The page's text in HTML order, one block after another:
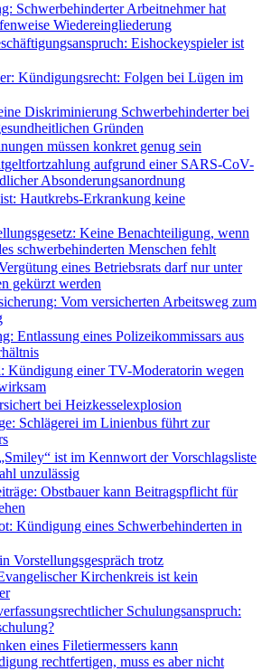
Schwerbehinderter Arbeitnehmer hat
Wiedereingliederung
Eishockeyspieler ist
Kündigungsrecht: Folgen bei Lügen im
Diskriminierung Schwerbehinderter bei
Gründen
müssen konkret genug sein
aufgrund einer SARS-CoV-
Absonderungsanordnung
Hautkrebs-Erkrankung keine
Keine Benachteiligung, wenn
schwerbehinderten Menschen fehlt
eines Betriebsrats darf nur unter
gekürzt werden
Vom versicherten Arbeitsweg zum
Entlassung eines Polizeikommissars aus
Kündigung einer TV-Moderatorin wegen
bei Heizkesselexplosion
Schlägerei im Linienbus führt zur
ist im Kennwort der Vorschlagsliste
unzulässig
Obstbauer kann Beitragspflicht für
Kündigung eines Schwerbehinderten in
Vorstellungsgespräch trotz
Kirchenkreis ist kein
Schulungsanspruch:
eines Filetiermessers kann
rechtfertigen, muss es aber nicht